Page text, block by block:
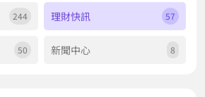
244 理財快訊 57
50 新聞中心 8